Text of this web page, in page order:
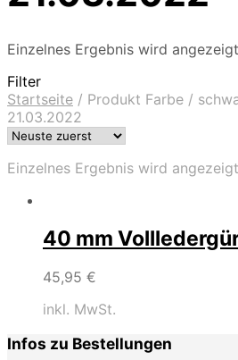
Einzelnes Ergebnis wird angezeigt
Filter
Startseite / Produkt Farbe /
21.03.2022
Einzelnes Ergebnis wird angezeigt
40 mm
45,95 €
inkl. MwSt.
Infos zu Bestellungen